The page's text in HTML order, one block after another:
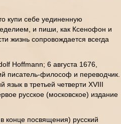
купи себе уединенную
и пиши, как Ксенофон и
жизнь сопровождается всегда
Hoffmann; 6 августа 1676,
писатель-философ и переводчик.
язык в третьей четверти XVIII
русское (московское) издание
конце посвящения) русский